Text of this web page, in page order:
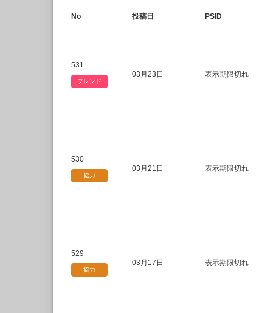
No 投稿日 PSID
531
フレンド
03月23日 表示期限切れ
530
協力
03月21日 表示期限切れ
529
協力
03月17日 表示期限切れ